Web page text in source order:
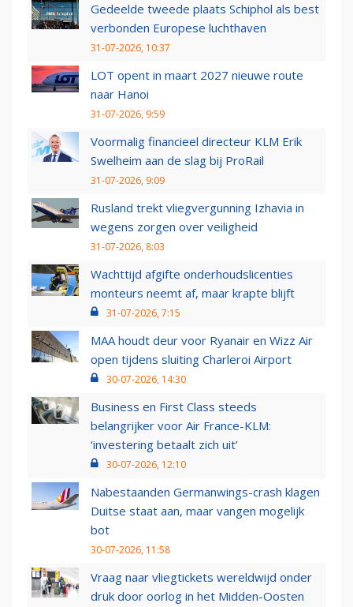
Gedeelde tweede plaats Schiphol als best
verbonden Europese luchthaven
31-07-2026, 10:37
LOT opent in maart 2027 nieuwe route
naar Hanoi
31-07-2026, 9:59
Voormalig financieel directeur KLM Erik
Swelheim aan de slag bij ProRail
31-07-2026, 9:09
Rusland trekt vliegvergunning Izhavia in
wegens zorgen over veiligheid
31-07-2026, 8:03
Wachttijd afgifte onderhoudslicenties
monteurs neemt af, maar krapte blijft
31-07-2026, 7:15
MAA houdt deur voor Ryanair en Wizz Air
open tijdens sluiting Charleroi Airport
30-07-2026, 14:30
Business en First Class steeds
belangrijker voor Air France-KLM:
‘investering betaalt zich uit’
30-07-2026, 12:10
Nabestaanden Germanwings-crash klagen
Duitse staat aan, maar vangen mogelijk
bot
30-07-2026, 11:58
Vraag naar vliegtickets wereldwijd onder
druk door oorlog in het Midden-Oosten